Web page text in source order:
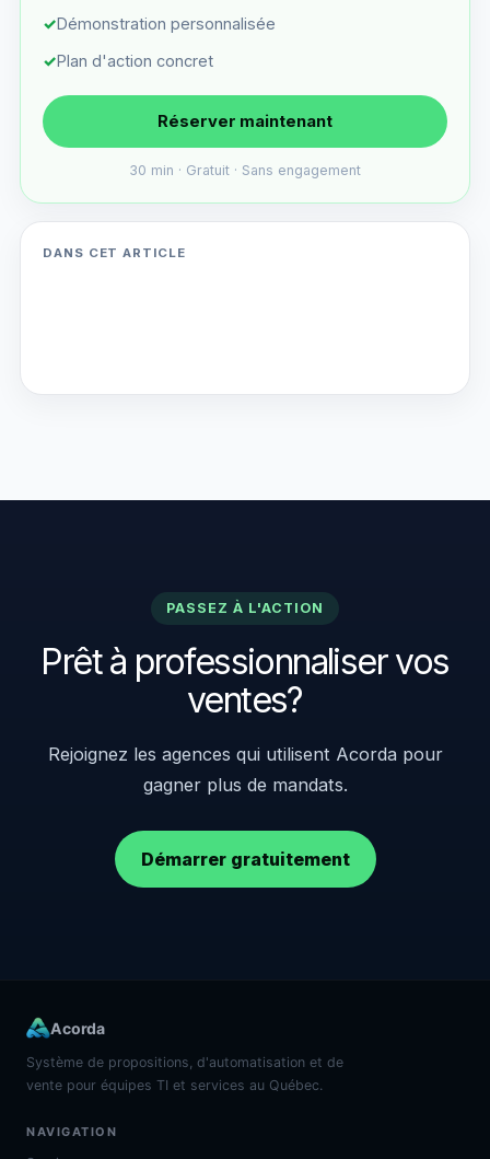
✓Démonstration personnalisée
✓Plan d'action concret
Réserver maintenant
30 min · Gratuit · Sans engagement
DANS CET ARTICLE
PASSEZ À L'ACTION
Prêt à professionnaliser vos
ventes?
Rejoignez les agences qui utilisent Acorda pour
gagner plus de mandats.
Démarrer gratuitement
Acorda
Système de propositions, d'automatisation et de
vente pour équipes TI et services au Québec.
NAVIGATION